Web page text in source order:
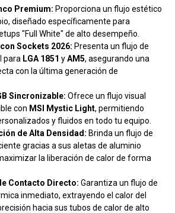
Premium: Proporciona un flujo estético
diseñado específicamente para
"Full White" de alto desempeño.
Sockets 2026: Presenta un flujo de
para LGA 1851 yAM5, asegurando una
con la última generación de
Sincronizable: Ofrece un flujo visual
con MSI Mystic Light, permitiendo
y fluidos en todo tu equipo.
de Alta Densidad: Brinda un flujo de
gracias a sus aletas de aluminio
la liberación de calor de forma
Contacto Directo: Garantiza un flujo de
inmediato, extrayendo el calor del
hacia sus tubos de calor de alto